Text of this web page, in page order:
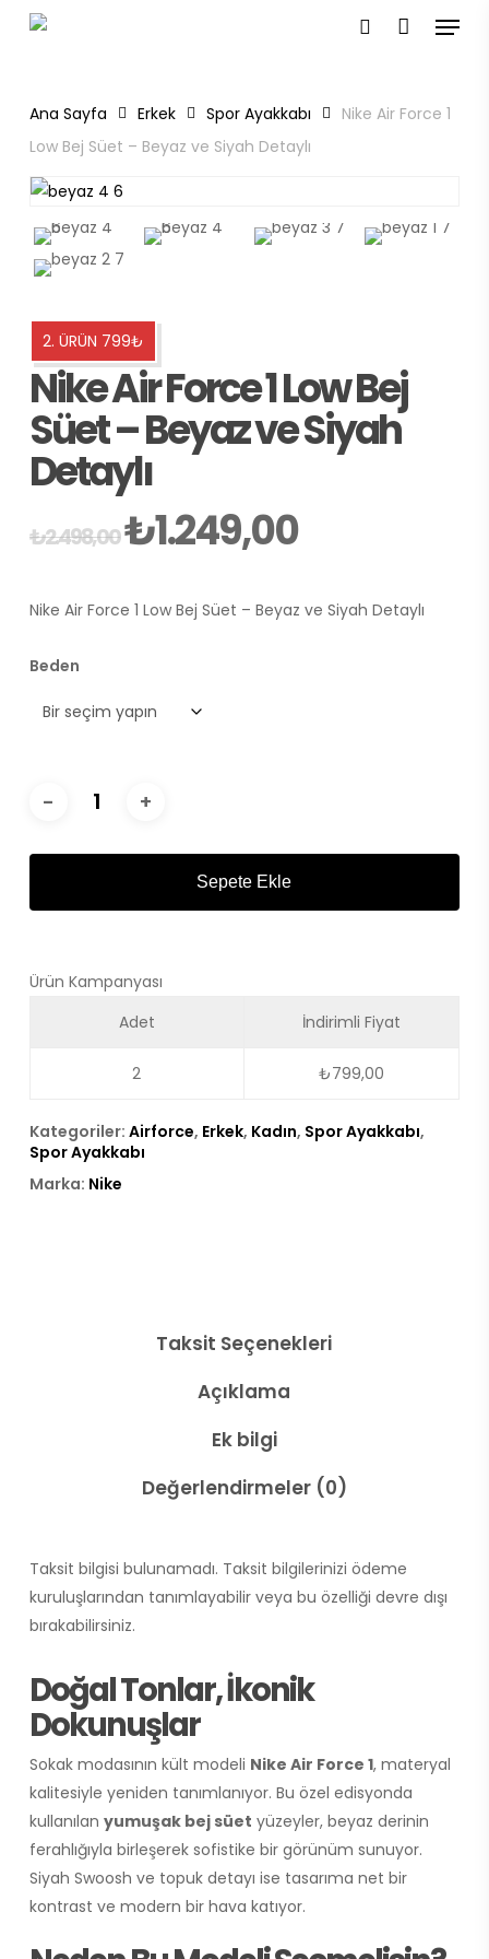
Menu
Ana Sayfa Erkek Spor Ayakkabı
Nike Air Force 1
Low Bej Süet – Beyaz ve Siyah Detaylı
2. ÜRÜN 799₺
Nike Air Force 1 Low Bej
Süet – Beyaz ve Siyah
Detaylı
₺2.498,00Orijinal
fiyat:
₺2.498,00.
₺1.249,00Şu
fiyat:
₺1.249,00.
Nike Air Force 1 Low Bej Süet – Beyaz ve Siyah Detaylı
Beden
Sepete Ekle
Ürün Kampanyası
Adet
İndirimli Fiyat
2 ₺799,00
Kategoriler: Airforce, Erkek, Kadın, Spor Ayakkabı,
Spor Ayakkabı
Marka: Nike
Taksit Seçenekleri
Açıklama
Ek bilgi
Değerlendirmeler (0)
Taksit bilgisi bulunamadı. Taksit bilgilerinizi ödeme
kuruluşlarından tanımlayabilir veya bu özelliği devre dışı
bırakabilirsiniz.
Doğal Tonlar, İkonik
Dokunuşlar
Sokak modasının kült modeli Nike Air Force 1, materyal
kalitesiyle yeniden tanımlanıyor. Bu özel edisyonda
kullanılan yumuşak bej süet yüzeyler, beyaz derinin
ferahlığıyla birleşerek sofistike bir görünüm sunuyor.
Siyah Swoosh ve topuk detayı ise tasarıma net bir
kontrast ve modern bir hava katıyor.